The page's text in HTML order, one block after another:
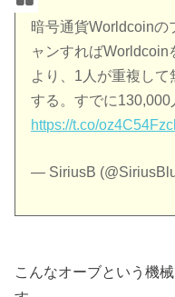
暗号通貨Worldcoinの
ャンすればWorldcoin
より、1人が重複し
する。すでに130,000
https://t.co/oz4C54Fzcl
— SiriusB
こんなオーブという機